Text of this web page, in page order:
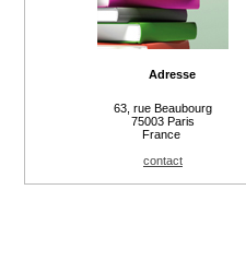
Adresse
63, rue Beaubourg
75003 Paris
France
contact